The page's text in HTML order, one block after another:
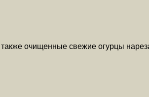
очищенные свежие огурцы